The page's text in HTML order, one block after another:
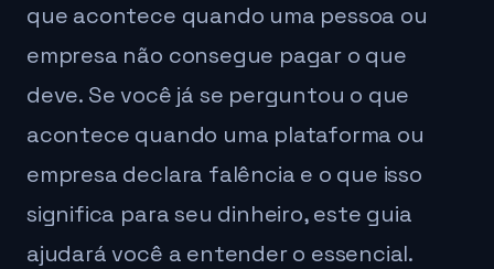
que acontece quando uma pessoa ou
empresa não consegue pagar o que
deve. Se você já se perguntou o que
acontece quando uma plataforma ou
empresa declara falência e o que isso
significa para seu dinheiro, este guia
ajudará você a entender o essencial.